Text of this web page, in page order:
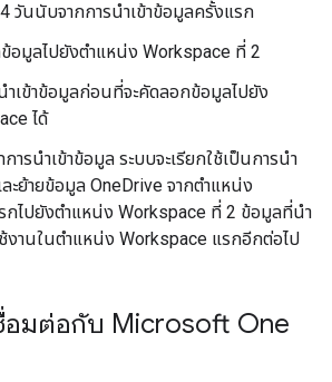
วันนับจากการนำเข้าข้อมูลครั้งแรก
ข้อมูลไปยังตำแหน่ง Workspace ที่ 2
ำเข้าข้อมูลก่อนที่จะคัดลอกข้อมูลไปยัง
ได้
ารนำเข้าข้อมูล ระบบจะเรียกใช้เป็นการนำ
ละย้ายข้อมูล OneDrive จากตำแหน่ง
กไปยังตำแหน่ง Workspace ที่ 2 ข้อมูลที่นำ
ช้งานในตำแหน่ง Workspace แรกอีกต่อไป
อมต่อกับ Microsoft One